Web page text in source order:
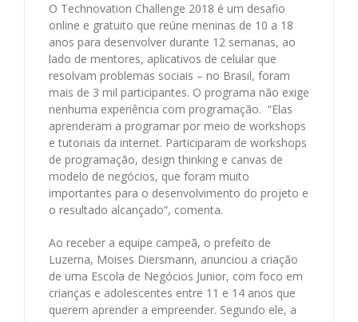
O Technovation Challenge 2018 é um desafio
online e gratuito que reúne meninas de 10 a 18
anos para desenvolver durante 12 semanas, ao
lado de mentores, aplicativos de celular que
resolvam problemas sociais – no Brasil, foram
mais de 3 mil participantes. O programa não exige
nenhuma experiência com programação. “Elas
aprenderam a programar por meio de workshops
e tutoriais da internet. Participaram de workshops
de programação, design thinking e canvas de
modelo de negócios, que foram muito
importantes para o desenvolvimento do projeto e
o resultado alcançado”, comenta.
Ao receber a equipe campeã, o prefeito de
Luzerna, Moises Diersmann, anunciou a criação
de uma Escola de Negócios Junior, com foco em
crianças e adolescentes entre 11 e 14 anos que
querem aprender a empreender. Segundo ele, a